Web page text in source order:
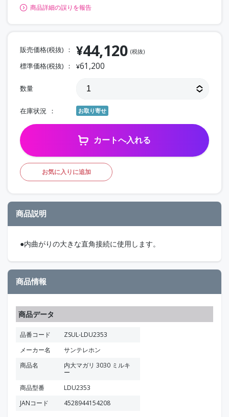
商品詳細の誤りを報告
販売価格(税抜) ¥44,120 (税抜)
標準価格(税抜) ¥61,200
数量
在庫状況 お取り寄せ
カートへ入れる
お気に入りに追加
商品説明
●内曲がりの大きな直角接続に使用します。
商品情報
商品データ
品番コード
ZSUL-LDU2353
メーカー名
サンテレホン
商品名
内大マガリ 3030 ミルキ
ー
商品型番
LDU2353
JANコード
4528944154208